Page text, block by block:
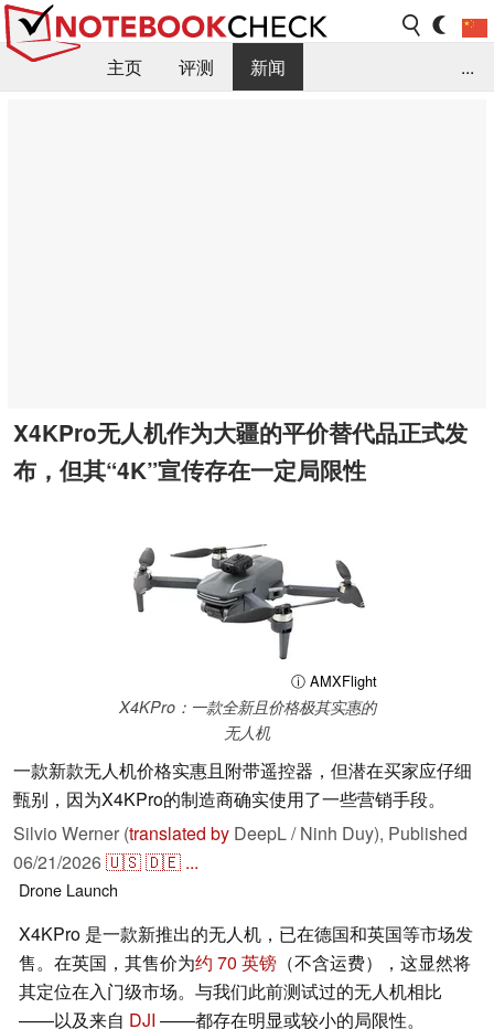
主页 评测
新闻
...
X4KPro无人机作为大疆的平价替代品正式发
布，但其“4K”宣传存在一定局限性
ⓘ AMXFlight
X4KPro：一款全新且价格极其实惠的
无人机
一款新款无人机价格实惠且附带遥控器，但潜在买家应仔细
甄别，因为X4KPro的制造商确实使用了一些营销手段。
Silvio Werner (translated by DeepL / Ninh Duy), Published
06/21/2026🇺🇸🇩🇪 ...
Drone Launch
X4KPro 是一款新推出的无人机，已在德国和英国等市场发
售。在英国，其售价为约 70 英镑 （不含运费），这显然将
其定位在入门级市场。与我们此前测试过的无人机相比
——以及来自 DJI ——都存在明显或较小的局限性。